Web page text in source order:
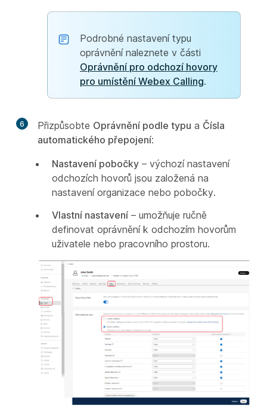
Podrobné nastavení typu
oprávnění naleznete v části
Oprávnění pro odchozí hovory
pro umístění Webex Calling.
6 Přizpůsobte Oprávnění podle typu a Čísla
automatického přepojení:
Nastavení pobočky – výchozí nastavení
odchozích hovorů jsou založená na
nastavení organizace nebo pobočky.
Vlastní nastavení – umožňuje ručně
definovat oprávnění k odchozím hovorům
uživatele nebo pracovního prostoru.